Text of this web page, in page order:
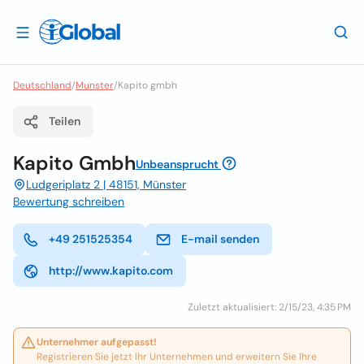
Deutschland/Munster/Kapito gmbh
Teilen
Kapito GmbhUnbeansprucht
Ludgeriplatz 2 | 48151, Münster
Bewertung schreiben
+49 251525354 E-mail senden
http://www.kapito.com
Zuletzt aktualisiert: 2/15/23, 4:35 PM
Unternehmer aufgepasst!
Registrieren Sie jetzt Ihr Unternehmen und erweitern Sie Ihre